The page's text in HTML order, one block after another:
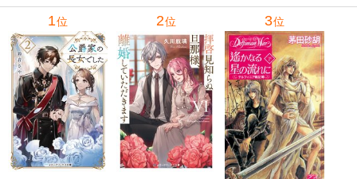
1位 2位 3位